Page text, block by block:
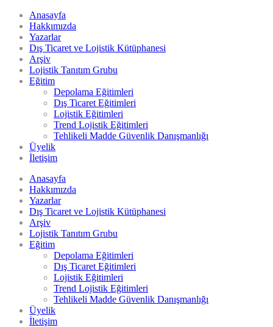
Anasayfa
Hakkımızda
Yazarlar
Dış Ticaret ve Lojistik Kütüphanesi
Arşiv
Lojistik Tanıtım Grubu
Eğitim
Depolama Eğitimleri
Dış Ticaret Eğitimleri
Lojistik Eğitimleri
Trend Lojistik Eğitimleri
Tehlikeli Madde Güvenlik Danışmanlığı
Üyelik
İletişim
Anasayfa
Hakkımızda
Yazarlar
Dış Ticaret ve Lojistik Kütüphanesi
Arşiv
Lojistik Tanıtım Grubu
Eğitim
Depolama Eğitimleri
Dış Ticaret Eğitimleri
Lojistik Eğitimleri
Trend Lojistik Eğitimleri
Tehlikeli Madde Güvenlik Danışmanlığı
Üyelik
İletişim